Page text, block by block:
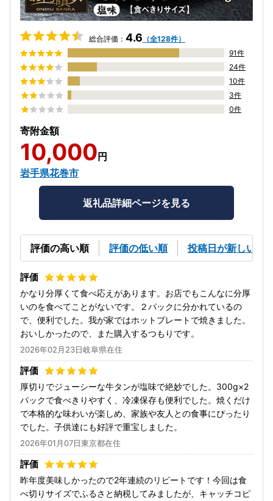
総合評価： 4.6 （全128件）
91件
24件
10件
3件
0件
寄附金額
10,000 円
岩手県花巻市
返礼品詳細ページを見る
評価の高い順 評価の低い順 投稿日が新しい順
かなり分厚くて食べ応えがあります。お店でもこんなに分厚
いのを食べてことがないです。２パックに分かれているの
で、便利でした。我が家ではホットプレートで焼きました。
おいしかったので、また購入するつもりです。
2026年02月23日岐阜県在住
厚切りでジューシーな牛タンが塩味で絶妙でした。300g×2
パックで食べきりやすく、冷凍保存も便利でした。焼くだけ
で本格的な味わいが楽しめ、家族や友人との食事にぴったり
でした。子供達にも好評で重宝しました。
2026年01月07日東京都在住
昨年度美味しかったので2年連続のリピートです！今回は食
べ切りサイズでふるさと納税してみましたが、キャッチコピ